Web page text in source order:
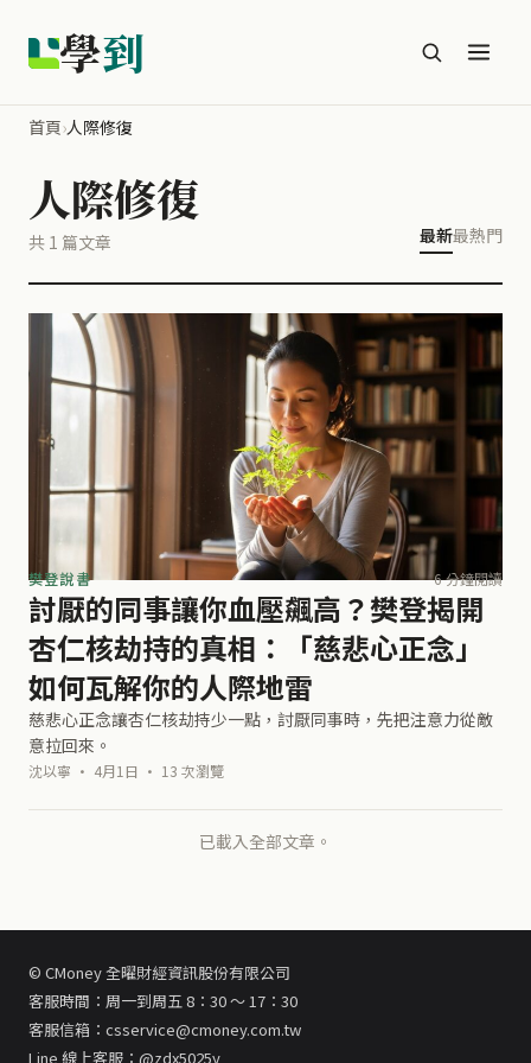
學到
首頁›人際修復
人際修復
共 1 篇文章 最新最熱門
樊登說書 6 分鐘閱讀
討厭的同事讓你血壓飆高？樊登揭開
杏仁核劫持的真相：「慈悲心正念」
如何瓦解你的人際地雷
慈悲心正念讓杏仁核劫持少一點，討厭同事時，先把注意力從敵
意拉回來。
沈以寧 · 4月1日 · 13 次瀏覽
已載入全部文章。
© CMoney 全曜財經資訊股份有限公司
客服時間：周一到周五 8：30 ～ 17：30
客服信箱：csservice@cmoney.com.tw
Line 線上客服：@zdx5025y